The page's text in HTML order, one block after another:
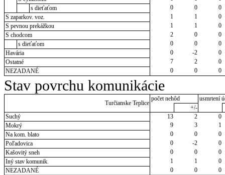
s dieťaťom
0 0
0
S zaparkov. voz.
1 1
0
S pevnou prekážkou
1 1
0
S chodcom
2 0
0
s dieťaťom
0 0
0
Havária
0 -2
0
Ostatné
7 2
0
NEZADANÉ
0 0 0
Stav povrchu komunikácie
Turčianske Teplice
počet nehôd
usmrtení
+/-
Suchý
13 2
0
Mokrý
9 3
1
Na kom. blato
0 0
0
Poľadovica
0 -2
0
Kašovitý sneh
0 0
0
Iný stav komunik.
1 1
0
NEZADANÉ
0 0 0